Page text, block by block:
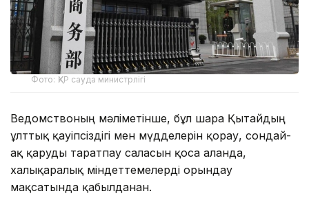
Фото: ҚХР cауда министрлігі
Ведомствоның мәліметінше, бұл шара Қытайдың
ұлттық қауіпсіздігі мен мүдделерін қорғау, сондай-
ақ қаруды таратпау саласын қоса алғанда,
халықаралық міндеттемелерді орындау
мақсатында қабылданған.